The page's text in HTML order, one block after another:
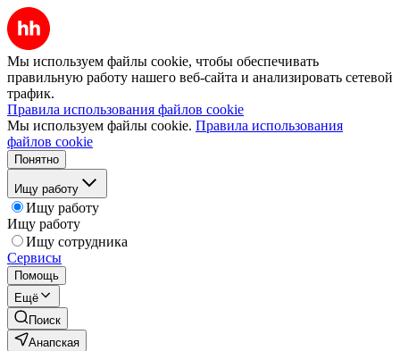
Мы используем файлы cookie, чтобы обеспечивать
правильную работу нашего веб-сайта и анализировать сетевой
трафик.
Правила использования файлов cookie
Мы используем файлы cookie. Правила использования
файлов cookie
Понятно
Ищу работу
Ищу работу
Ищу работу
Ищу сотрудника
Сервисы
Помощь
Ещё
Поиск
Анапская